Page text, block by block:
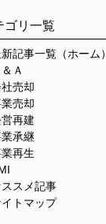
ゴリ一覧
記事一覧（ホーム）
Ａ
売却
売却
再建
承継
再生
ススメ記事
トマップ